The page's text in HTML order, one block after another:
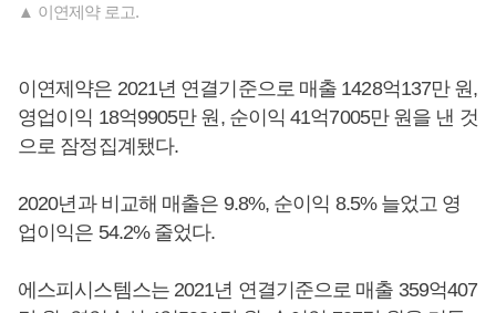
▲ 이연제약 로고.
이연제약은 2021년 연결기준으로 매출 1428억137만 원,
영업이익 18억9905만 원, 순이익 41억7005만 원을 낸 것
으로 잠정집계됐다.
2020년과 비교해 매출은 9.8%, 순이익 8.5% 늘었고 영
업이익은 54.2% 줄었다.
에스피시스템스는 2021년 연결기준으로 매출 359억407